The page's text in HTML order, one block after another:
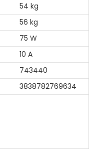
54 kg
56 kg
75 W
10 A
743440
3838782769634